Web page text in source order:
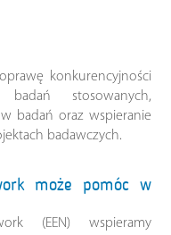
konkurencyjności
stosowanych,
badań oraz wspieranie
badawczych.
może pomóc w
(EEN) wspieramy